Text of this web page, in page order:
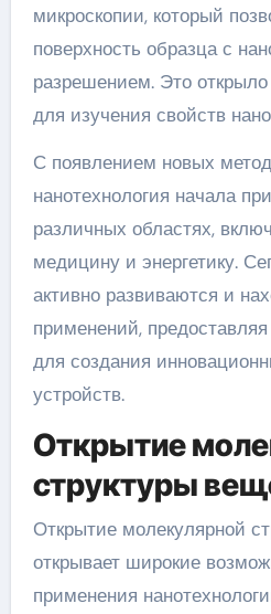
микроскопии, который
поверхность образца с
разрешением. Это
для изучения свойств
С появлением новых
нанотехнология начала
различных областях,
медицину и энергетику.
активно развиваются и
применений,
для создания
устройств.
Открытие
структуры
Открытие молекулярной
открывает широкие
применения